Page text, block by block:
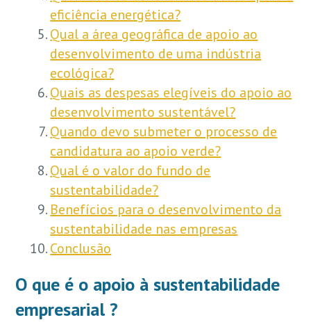
eficiência energética?
Qual a área geográfica de apoio ao
desenvolvimento de uma indústria
ecológica?
Quais as despesas elegíveis do apoio ao
desenvolvimento sustentável?
Quando devo submeter o processo de
candidatura ao apoio verde?
Qual é o valor do fundo de
sustentabilidade?
Benefícios para o desenvolvimento da
sustentabilidade nas empresas
Conclusão
O que é o apoio à sustentabilidade
empresarial ?